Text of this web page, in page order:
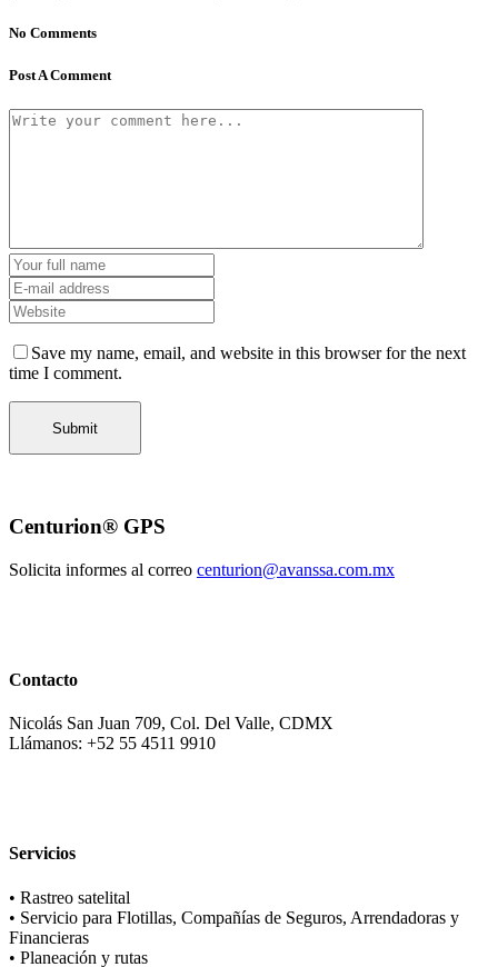
No Comments
Post A Comment
Save my name, email, and website in this browser for the next
time I comment.
Centurion® GPS
Solicita informes al correo centurion@avanssa.com.mx
Contacto
Nicolás San Juan 709, Col. Del Valle, CDMX
Llámanos: +52 55 4511 9910
Servicios
• Rastreo satelital
• Servicio para Flotillas, Compañías de Seguros, Arrendadoras y
Financieras
• Planeación y rutas